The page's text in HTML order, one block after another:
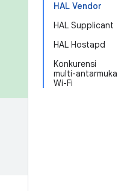
HAL Vendor
HAL Supplicant
HAL Hostapd
Konkurensi
multi-antarmuka
Wi-Fi